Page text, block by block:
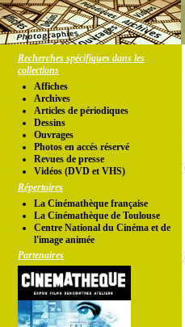
Recherches spécifiques dans les
collections
Affiches
Archives
Articles de périodiques
Dessins
Ouvrages
Photos en accés réservé
Revues de presse
Vidéos (DVD et VHS)
Répertoires
La Cinémathèque française
La Cinémathèque de Toulouse
Centre National du Cinéma et de
l'image animée
Partenaires